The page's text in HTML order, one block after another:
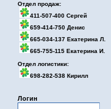
Отдел продаж:
411-507-400 Сергей
659-414-750 Денис
665-034-137 Екатерина Л.
665-755-115 Екатерина И.
Отдел логистики:
698-282-538 Кирилл
Логин